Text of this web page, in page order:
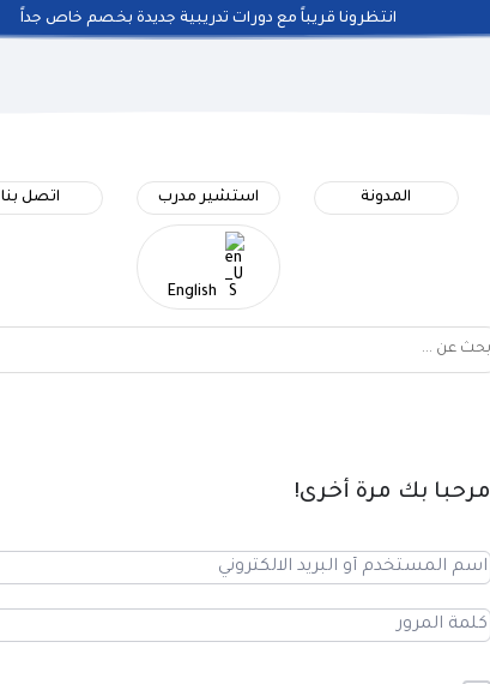
انتظرونا قريباً مع دورات تدريبية جديدة بخصم خاص جداً
المدونة استشير مدرب اتصل بنا
English
مرحبا بك مرة أخرى!